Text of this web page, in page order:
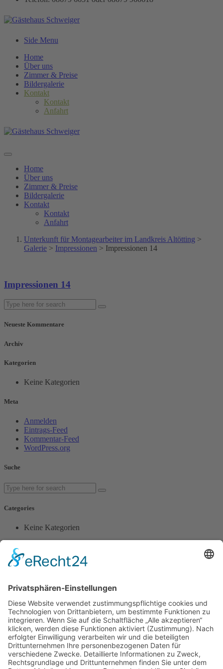
Side Menu
Home
Über uns
Zimmer & Preise
Bildergalerie
Kontakt
Kontakt
Anfahrt
Home
Über uns
Zimmer & Preise
Bildergalerie
Kontakt
Kontakt
Anfahrt
Unterkunft für Montagearbeiter im Landkreis Altötting >
Galerie > Impressionen > Impressionen 14
Impressionen 14
Neueste Kommentare
Archiv
Kategorien
Keine Kategorien
Meta
Anmelden
Eintrags-Feed
Kommentar-Feed
WordPress.org
Suche
Categories
Keine Kategorien
Popular Posts
Gästehaus Schweiger, die preiswerte und qualitativ hochwertige
Unterkunft in Bruck bei Emmerting, im Landkreis Altötting.
Rechtliches
Impressum
Datenschutz
Quick Links